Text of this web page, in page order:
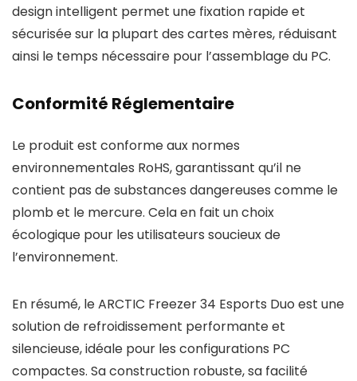
design intelligent permet une fixation rapide et
sécurisée sur la plupart des cartes mères, réduisant
ainsi le temps nécessaire pour l’assemblage du PC.
Conformité Réglementaire
Le produit est conforme aux normes
environnementales RoHS, garantissant qu’il ne
contient pas de substances dangereuses comme le
plomb et le mercure. Cela en fait un choix
écologique pour les utilisateurs soucieux de
l’environnement.
En résumé, le ARCTIC Freezer 34 Esports Duo est une
solution de refroidissement performante et
silencieuse, idéale pour les configurations PC
compactes. Sa construction robuste, sa facilité